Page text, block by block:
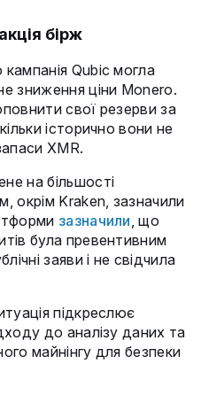
бірж
Qubic могла
зниження ціни Monero.
свої резерви за
історично вони не
XMR.
на більшості
окрім Kraken, зазначили
зазначили, що
була превентивним
заяви і не свідчила
підкреслює
до аналізу даних та
майнінгу для безпеки